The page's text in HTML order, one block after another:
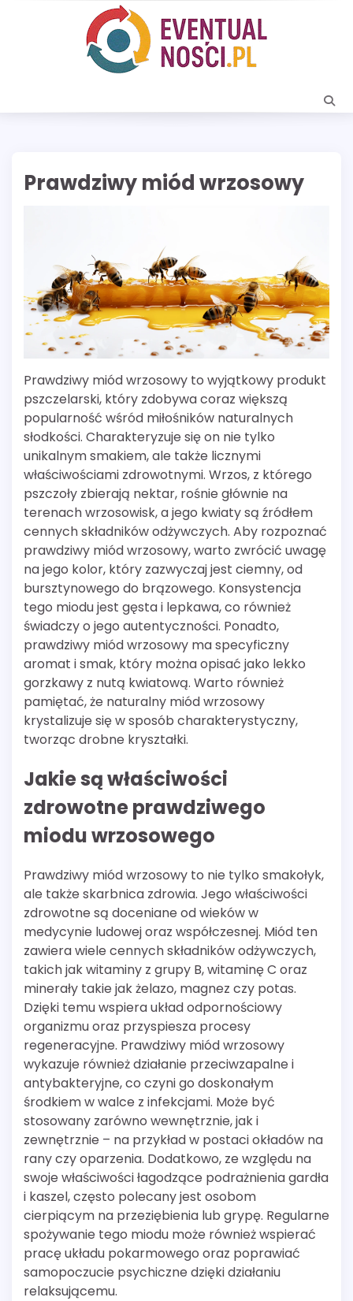
Prawdziwy miód wrzosowy
Prawdziwy miód wrzosowy to wyjątkowy produkt
pszczelarski, który zdobywa coraz większą
popularność wśród miłośników naturalnych
słodkości. Charakteryzuje się on nie tylko
unikalnym smakiem, ale także licznymi
właściwościami zdrowotnymi. Wrzos, z którego
pszczoły zbierają nektar, rośnie głównie na
terenach wrzosowisk, a jego kwiaty są źródłem
cennych składników odżywczych. Aby rozpoznać
prawdziwy miód wrzosowy, warto zwrócić uwagę
na jego kolor, który zazwyczaj jest ciemny, od
bursztynowego do brązowego. Konsystencja
tego miodu jest gęsta i lepkawa, co również
świadczy o jego autentyczności. Ponadto,
prawdziwy miód wrzosowy ma specyficzny
aromat i smak, który można opisać jako lekko
gorzkawy z nutą kwiatową. Warto również
pamiętać, że naturalny miód wrzosowy
krystalizuje się w sposób charakterystyczny,
tworząc drobne kryształki.
Jakie są właściwości
zdrowotne prawdziwego
miodu wrzosowego
Prawdziwy miód wrzosowy to nie tylko smakołyk,
ale także skarbnica zdrowia. Jego właściwości
zdrowotne są doceniane od wieków w
medycynie ludowej oraz współczesnej. Miód ten
zawiera wiele cennych składników odżywczych,
takich jak witaminy z grupy B, witaminę C oraz
minerały takie jak żelazo, magnez czy potas.
Dzięki temu wspiera układ odpornościowy
organizmu oraz przyspiesza procesy
regeneracyjne. Prawdziwy miód wrzosowy
wykazuje również działanie przeciwzapalne i
antybakteryjne, co czyni go doskonałym
środkiem w walce z infekcjami. Może być
stosowany zarówno wewnętrznie, jak i
zewnętrznie – na przykład w postaci okładów na
rany czy oparzenia. Dodatkowo, ze względu na
swoje właściwości łagodzące podrażnienia gardła
i kaszel, często polecany jest osobom
cierpiącym na przeziębienia lub grypę. Regularne
spożywanie tego miodu może również wspierać
pracę układu pokarmowego oraz poprawiać
samopoczucie psychiczne dzięki działaniu
relaksującemu.